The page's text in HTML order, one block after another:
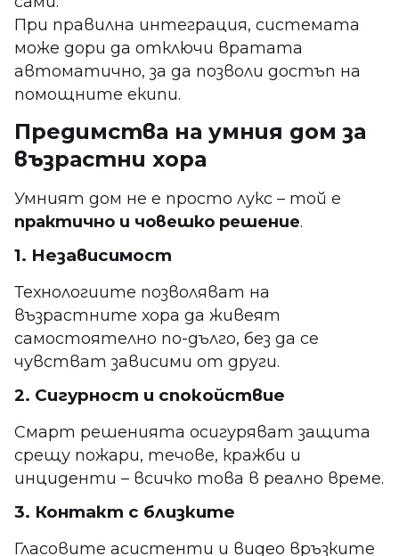
При правилна интеграция, системата
може дори да отключи вратата
автоматично, за да позволи достъп на
помощните екипи.
Предимства на умния дом за
възрастни хора
Умният дом не е просто лукс – той е
практично и човешко решение.
1. Независимост
Технологиите позволяват на
възрастните хора да живеят
самостоятелно по-дълго, без да се
чувстват зависими от други.
2. Сигурност и спокойствие
Смарт решенията осигуряват защита
срещу пожари, течове, кражби и
инциденти – всичко това в реално време.
3. Контакт с близките
Гласовите асистенти и видео връзките